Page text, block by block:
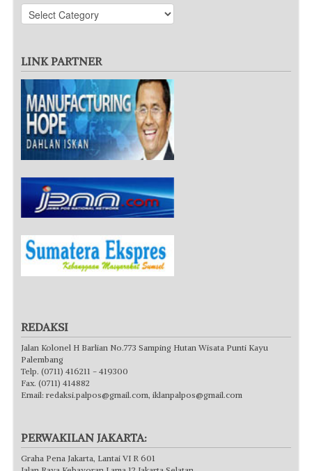
LINK PARTNER
REDAKSI
Jalan Kolonel H Barlian No.773 Samping Hutan Wisata Punti Kayu
Palembang
Telp. (0711) 416211 - 419300
Fax. (0711) 414882
Email: redaksi.palpos@gmail.com, iklanpalpos@gmail.com
PERWAKILAN JAKARTA:
Graha Pena Jakarta, Lantai VI R 601